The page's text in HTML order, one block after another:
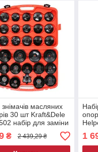
знімачів масляних
30 шт Kraft&Dele
набір для заміни
фільтрів
₴ 2 439,29 ₴ 1